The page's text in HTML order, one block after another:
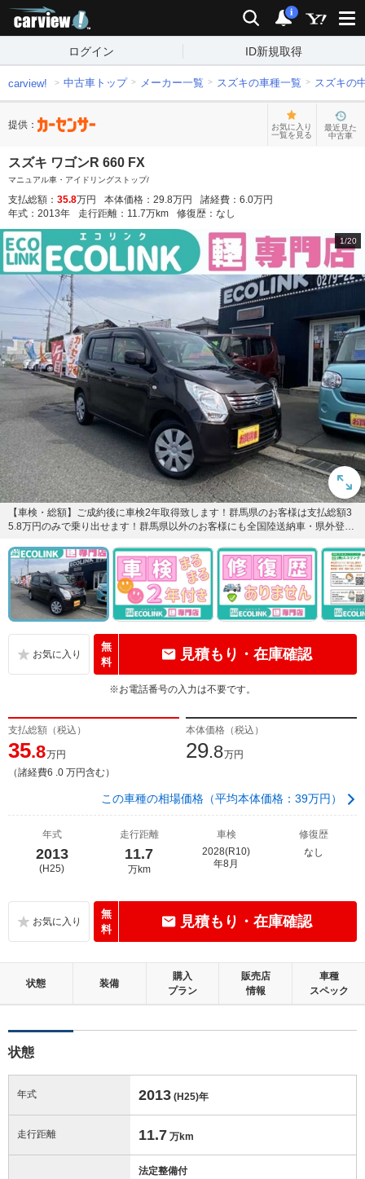
検索 通知
i
ログイン ID新規取得
carview! 中古車トップ メーカー一覧 スズキの車種一覧 スズキの
提供：
お気に入り
一覧を見る
最近見た
中古車
スズキ ワゴンR 660 FX
マニュアル車・アイドリングストップ/
支払総額： 35.8万円 本体価格： 29.8万円 諸経費： 6.0万円
年式： 2013年 走行距離： 11.7万km 修復歴： なし
1/20
【車検・総額】ご成約後に車検2年取得致します！群馬県のお客様は支払総額3
5.8万円のみで乗り出せます！群馬県以外のお客様にも全国陸送納車・県外登録
無
料
見積もり・在庫確認
※お電話番号の入力は不要です。
支払総額（税込）
35.8万円
（諸経費6 .0 万円含む）
本体価格（税込）
29.8万円
この車種の相場価格（平均本体価格：39万円）
年式
2013
(H25)
走行距離
11.7
万km
車検
2028(R10)
年8月
修復歴
なし
無
料
見積もり・在庫確認
状態 装備
購入
プラン
販売店
情報
車種
スペック
状態
年式 2013 (H25)年
走行距離 11.7 万km
法定整備付